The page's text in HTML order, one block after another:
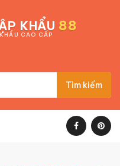
KHẨU 88
CAO CẤP
Tìm kiếm